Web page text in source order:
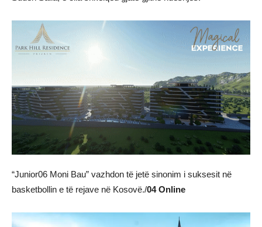
“Junior06 Moni Bau” vazhdon të jetë sinonim i suksesit në
basketbollin e të rejave në Kosovë./04 Online